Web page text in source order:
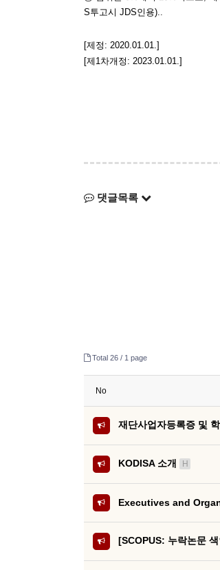
S투고시 JDS인용).
[제정: 2020.01.01.]
[제1차개정: 2023.01.01.]
댓글목록
Total 26 / 1 page
No
재단사업자등록증 및
KODISA 소개 H
Executives and
[SCOPUS: 누락논문